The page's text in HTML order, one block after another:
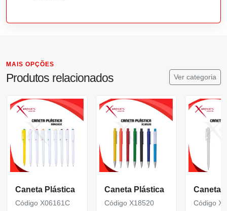
MAIS OPÇÕES
Produtos relacionados Ver categoria
Caneta Plástica
Código X06161C
Caneta Plástica
Código X18520
Caneta
Código